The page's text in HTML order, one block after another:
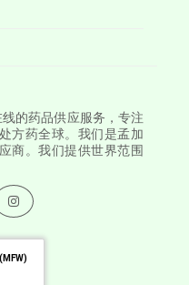
的药品供应服务，专注
方药全球。我们是孟加
商。我们提供世界范围